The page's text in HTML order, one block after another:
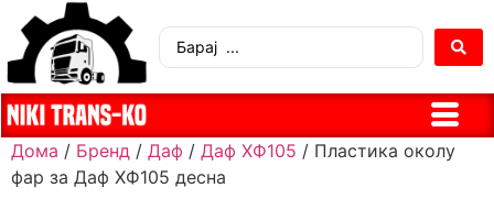
Дома / Бренд / Даф / Даф ХФ105 / Пластика околу
фар за Даф ХФ105 десна